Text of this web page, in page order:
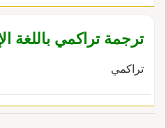
ترجمة تراكمي باللغة
تراكمي